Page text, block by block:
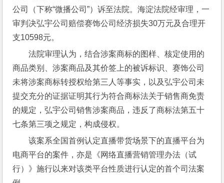
公司（下称“微播公司”）诉至法院。海淀法院经审理，一
审判决弘宇公司赔偿赛饰公司经济损失30万元及合理开
支10598元。
法院审理认为，结合涉案商标的图样、核定使用的
商品类别、涉案商品及其价签上的被诉标识、赛饰公司
未将涉案商标转授权给第三人等事实，以及弘宇公司未
提交充分的证据证明其行为符合商标法关于销售商免责
的规定，弘宇公司销售涉案商品，违反了商标法第五十
七条第三项之规定，构成侵权。
该案系全国首例认定直播带货场景下的直播平台为
电商平台的案件，亦是《网络直播营销管理办法（试
行）》施行以来对该类平台性质进行认定的首个司法案